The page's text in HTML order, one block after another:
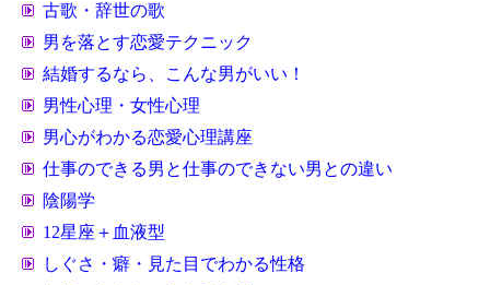
古歌・辞世の歌
男を落とす恋愛テクニック
結婚するなら、こんな男がいい！
男性心理・女性心理
男心がわかる恋愛心理講座
仕事のできる男と仕事のできない男との違い
陰陽学
12星座＋血液型
しぐさ・癖・見た目でわかる性格